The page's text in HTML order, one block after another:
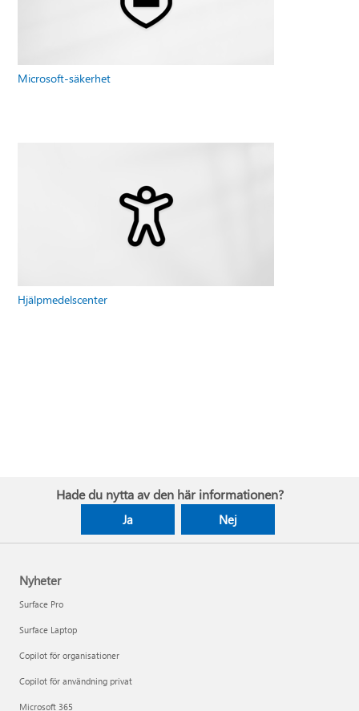
Microsoft-säkerhet
Hjälpmedelscenter
Hade du nytta av den här informationen?
Ja Nej
Nyheter
Surface Pro
Surface Laptop
Copilot för organisationer
Copilot för användning privat
Microsoft 365